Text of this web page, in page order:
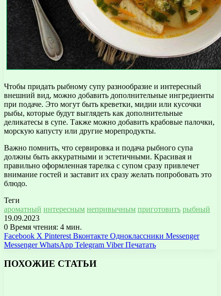
Чтобы придать рыбному супу разнообразие и интересный
внешний вид, можно добавить дополнительные ингредиенты
при подаче. Это могут быть креветки, мидии или кусочки
рыбы, которые будут выглядеть как дополнительные
деликатесы в супе. Также можно добавить крабовые палочки,
морскую капусту или другие морепродукты.
Важно помнить, что сервировка и подача рыбного супа
должны быть аккуратными и эстетичными. Красивая и
правильно оформленная тарелка с супом сразу привлечет
внимание гостей и заставит их сразу желать попробовать это
блюдо.
Теги
ароматный интересным непривычным приготовить рыбный
19.09.2023
0 Время чтения: 4 мин.
Facebook X Pinterest Вконтакте Одноклассники Messenger
Messenger WhatsApp Telegram Viber Печатать
ПОХОЖИЕ СТАТЬИ